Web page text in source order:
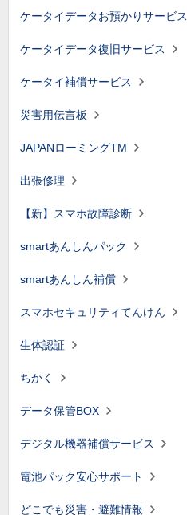
ケータイデータお預かりサービス
ケータイデータ復旧サービス
ケータイ補償サービス
災害用伝言板
JAPANローミングTM
出張修理
【新】スマホ故障診断
smartあんしんパック
smartあんしん補償
スマホセキュリティてんけん
生体認証
ちかく
データ保管BOX
デジタル機器補償サービス
電池パック安心サポート
どこでも災害・避難情報